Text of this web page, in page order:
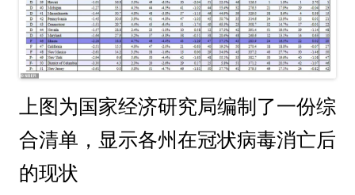
上图为国家经济研究局编制了一份综
合清单，显示各州在冠状病毒消亡后
的现状